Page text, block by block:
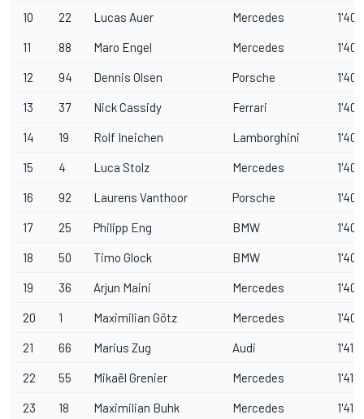
10 22 Lucas Auer Mercedes
11 88 Maro Engel Mercedes
12 94 Dennis Olsen Porsche
13 37 Nick Cassidy Ferrari
14 19 Rolf Ineichen Lamborghini
15 4 Luca Stolz Mercedes
16 92 Laurens Vanthoor Porsche
17 25 Philipp Eng BMW
18 50 Timo Glock BMW
19 36 Arjun Maini Mercedes
20 1 Maximilian Götz Mercedes
21 66 Marius Zug Audi
22 55 Mikaël Grenier Mercedes
23 18 Maximilian Buhk Mercedes